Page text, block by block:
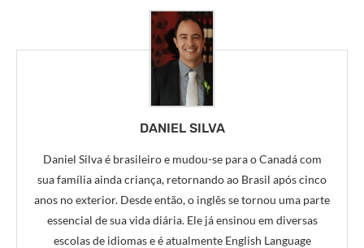
DANIEL SILVA
Daniel Silva é brasileiro e mudou-se para o Canadá com
sua família ainda criança, retornando ao Brasil após cinco
anos no exterior. Desde então, o inglês se tornou uma parte
essencial de sua vida diária. Ele já ensinou em diversas
escolas de idiomas e é atualmente English Language